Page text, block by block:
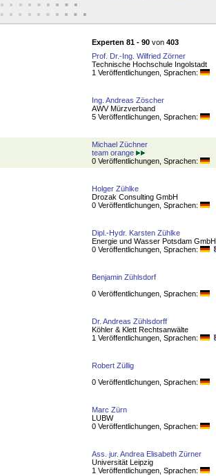
Experten 81 - 90 von 403
Prof. Dr.-Ing. Wilfried Zörner
Technische Hochschule Ingolstadt
1 Veröffentlichungen, Sprachen:
Ing. Andreas Zöscher
AWV Mürzverband
5 Veröffentlichungen, Sprachen:
Michael Züchner
team orange
0 Veröffentlichungen, Sprachen:
Holger Zühlke
Drozak Consulting GmbH
0 Veröffentlichungen, Sprachen:
Dipl.-Hydr. Karsten Zühlke
Energie und Wasser Potsdam GmbH
0 Veröffentlichungen, Sprachen:
Benjamin Zühlsdorf
0 Veröffentlichungen, Sprachen:
Dr. Andreas Zühlsdorff
Köhler & Klett Rechtsanwälte
1 Veröffentlichungen, Sprachen:
Robert Züllig
0 Veröffentlichungen, Sprachen:
Marc Zürn
LUBW
0 Veröffentlichungen, Sprachen:
Ass. jur. Andrea Elisabeth Zürner
Universität Leipzig
1 Veröffentlichungen, Sprachen: